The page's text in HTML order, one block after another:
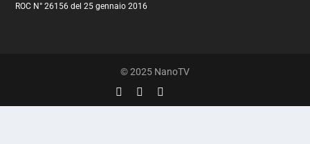
ROC N° 26156 del 25 gennaio 2016
© 2025 NanoTV